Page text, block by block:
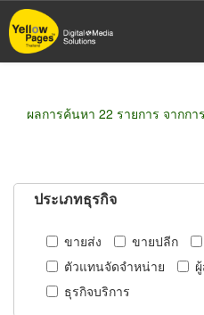
ข้าม
ไป
ผลการค้นหา 22 รายการ จากก
ประเภทธุรกิจ
ขายส่ง ขายปลีก
ตัวแทนจัดจำหน่าย
ธุรกิจบริการ